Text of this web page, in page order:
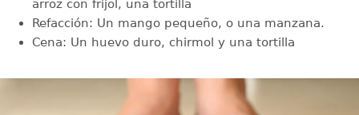
arroz con frijol, una tortilla
Refacción: Un mango pequeño, o una manzana.
Cena: Un huevo duro, chirmol y una tortilla